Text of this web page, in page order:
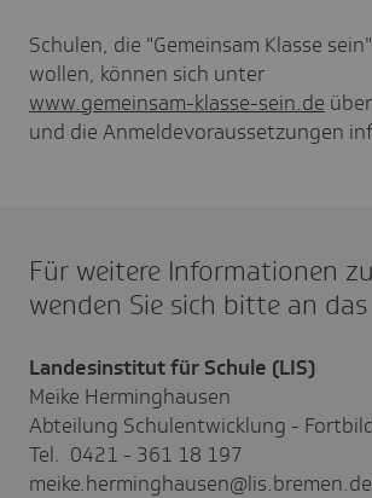
Schulen, die "Gemeinsam Klasse
wollen, können sich unter
www.gemeinsam-klasse-sein.de
und die Anmeldevoraussetzungen
Für weitere Informationen
wenden Sie sich bitte an das
Landesinstitut für Schule (LIS)
Meike Herminghausen
Abteilung Schulentwicklung -
Tel. 0421 - 361 18 197
meike.herminghausen@lis.bremen.de